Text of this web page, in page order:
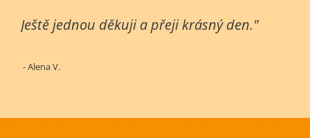
Ještě jednou děkuji a přeji krásný den."
- Alena V.